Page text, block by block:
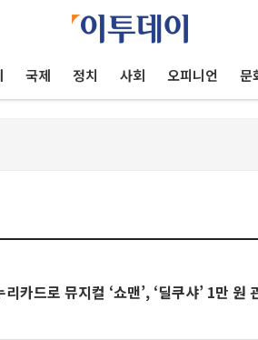
국제 정치 사회 오피니언 문
리카드로 뮤지컬 ‘쇼맨’, ‘딜쿠샤’ 1만 원